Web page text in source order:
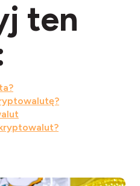
ten